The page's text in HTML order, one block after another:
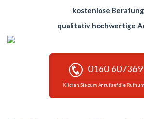
kostenlose Beratung
qualitativ hochwertige
0160
Klicken Sie zum Anruf auf die